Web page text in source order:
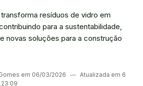
resíduos de vidro em
para a sustentabilidade,
novas soluções para a construção
em 06/03/2026 ― Atualizada em 6